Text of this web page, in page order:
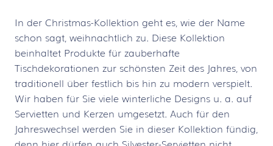
In der Christmas-Kollektion geht es, wie der Name
schon sagt, weihnachtlich zu. Diese Kollektion
beinhaltet Produkte für zauberhafte
Tischdekorationen zur schönsten Zeit des Jahres, von
traditionell über festlich bis hin zu modern verspielt.
Wir haben für Sie viele winterliche Designs u. a. auf
Servietten und Kerzen umgesetzt. Auch für den
Jahreswechsel werden Sie in dieser Kollektion fündig,